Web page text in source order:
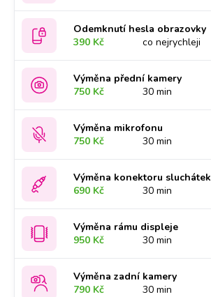
Odemknutí hesla obrazovky
390 Kč
co nejrychleji
Výměna přední kamery
750 Kč
30 min
Výměna mikrofonu
750 Kč
30 min
Výměna konektoru sluchátek
690 Kč
30 min
Výměna rámu displeje
950 Kč
30 min
Výměna zadní kamery
790 Kč
30 min